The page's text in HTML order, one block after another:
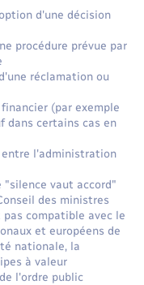
d'une décision
procédure prévue par
réclamation ou
(par exemple
dans certains cas en
entre l'administration
"silence vaut accord"
des ministres
compatible avec le
et européens de
nationale, la
à valeur
l'ordre public